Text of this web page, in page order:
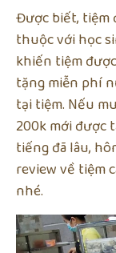
Được biết, tiệm
thuộc với học
khiến tiệm
tặng miễn phí
tại tiệm. Nếu
200k mới được
tiếng đã lâu,
review về tiệm
nhé.